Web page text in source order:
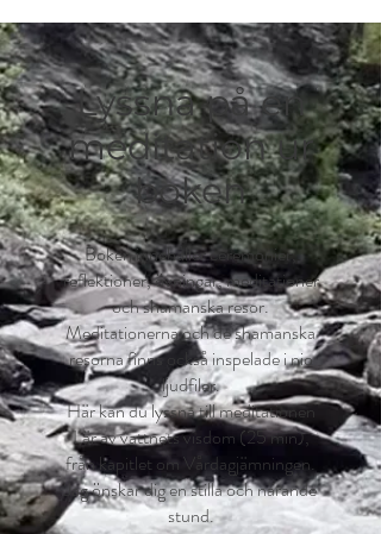
Lyssna på en
meditation ur
boken
Boken innehåller ceremonier,
reflektioner, övningar, meditationer
och shamanska resor.
Meditationerna och de shamanska
resorna finns också inspelade i nio
ljudfiler.
Här kan du lyssna till meditationen
Lär av vattnets visdom (25 min),
från kapitlet om Vårdagjämningen.
Jag önskar dig en stilla och närande
stund.